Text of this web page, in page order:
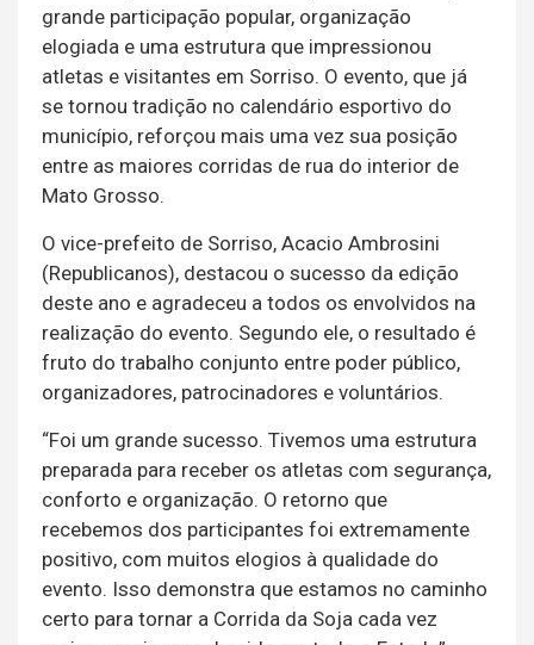
grande participação popular, organização
elogiada e uma estrutura que impressionou
atletas e visitantes em Sorriso. O evento, que já
se tornou tradição no calendário esportivo do
município, reforçou mais uma vez sua posição
entre as maiores corridas de rua do interior de
Mato Grosso.
O vice-prefeito de Sorriso, Acacio Ambrosini
(Republicanos), destacou o sucesso da edição
deste ano e agradeceu a todos os envolvidos na
realização do evento. Segundo ele, o resultado é
fruto do trabalho conjunto entre poder público,
organizadores, patrocinadores e voluntários.
“Foi um grande sucesso. Tivemos uma estrutura
preparada para receber os atletas com segurança,
conforto e organização. O retorno que
recebemos dos participantes foi extremamente
positivo, com muitos elogios à qualidade do
evento. Isso demonstra que estamos no caminho
certo para tornar a Corrida da Soja cada vez